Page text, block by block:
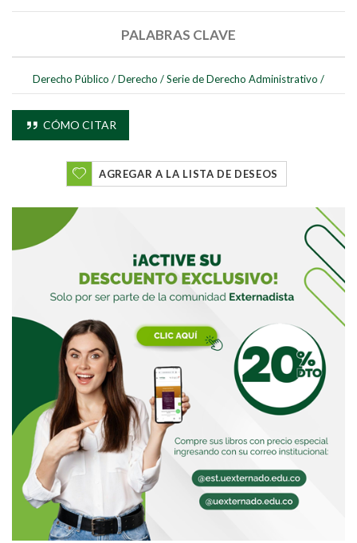
Buscar
PALABRAS CLAVE
Derecho Público /Derecho /Serie de Derecho Administrativo /
CÓMO CITAR
AGREGAR A LA LISTA DE DESEOS